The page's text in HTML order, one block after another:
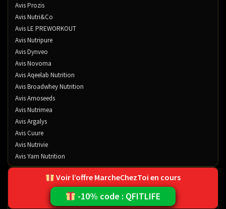
Voir l’offre MarcheChezToi en cours
-10% code : QFITLIFE
Avis Prozis
Avis Nutri&Co
Avis LE PREWORKOUT
Avis Nutripure
Avis Dynveo
Avis Novoma
Avis Aqeelab Nutrition
Avis Broadwhey Nutrition
Avis Amoseeds
Avis Nutrimea
Avis Argalys
Avis Cuure
Avis Nutrivie
Avis Yam Nutrition
CLASSEMENT PRODUITS
Meilleure Whey